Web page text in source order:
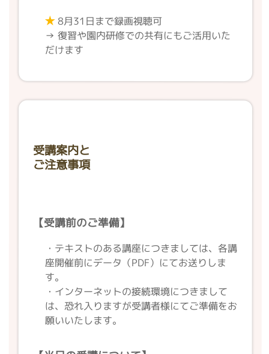
★8月31日まで録画視聴可
→ 復習や園内研修での共有にもご活用いた
だけます
受講案内と
ご注意事項
【受講前のご準備】
・テキストのある講座につきましては、各講
座開催前にデータ（PDF）にてお送りしま
す。
・インターネットの接続環境につきまして
は、恐れ入りますが受講者様にてご準備をお
願いいたします。